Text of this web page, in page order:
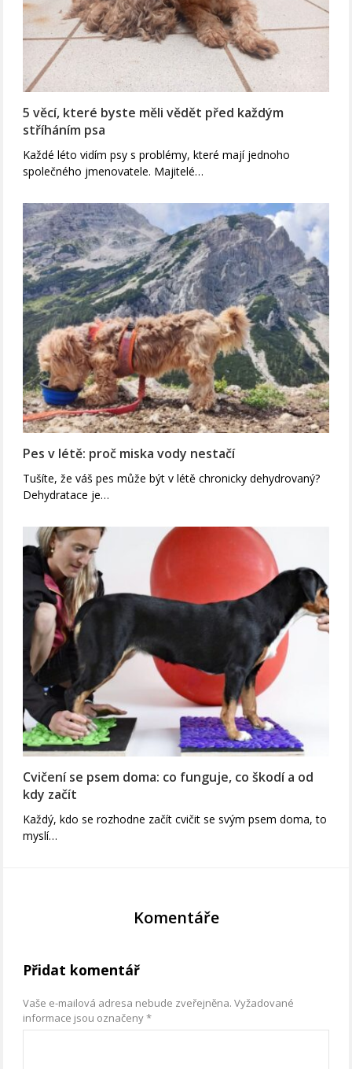
5 věcí, které byste měli vědět před každým
stříháním psa
Každé léto vidím psy s problémy, které mají jednoho
společného jmenovatele. Majitelé…
Pes v létě: proč miska vody nestačí
Tušíte, že váš pes může být v létě chronicky dehydrovaný?
Dehydratace je…
Cvičení se psem doma: co funguje, co škodí a od
kdy začít
Každý, kdo se rozhodne začít cvičit se svým psem doma, to
myslí…
Komentáře
Přidat komentář
Vaše e-mailová adresa nebude zveřejněna. Vyžadované
informace jsou označeny*